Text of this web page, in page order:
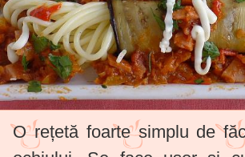
O rețetă foarte simplu de